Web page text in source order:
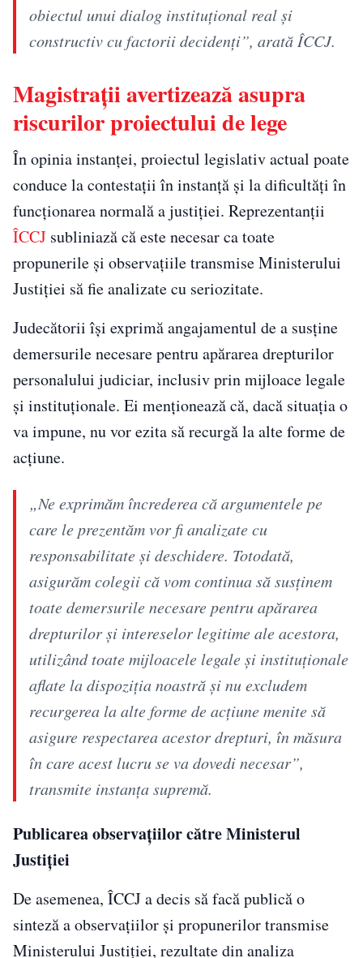
obiectul unui dialog instituțional real și
constructiv cu factorii decidenți”, arată ÎCCJ.
Magistrații avertizează asupra
riscurilor proiectului de lege
În opinia instanței, proiectul legislativ actual poate
conduce la contestații în instanță și la dificultăți în
funcționarea normală a justiției. Reprezentanții
ÎCCJ subliniază că este necesar ca toate
propunerile și observațiile transmise Ministerului
Justiției să fie analizate cu seriozitate.
Judecătorii își exprimă angajamentul de a susține
demersurile necesare pentru apărarea drepturilor
personalului judiciar, inclusiv prin mijloace legale
și instituționale. Ei menționează că, dacă situația o
va impune, nu vor ezita să recurgă la alte forme de
acțiune.
„Ne exprimăm încrederea că argumentele pe
care le prezentăm vor fi analizate cu
responsabilitate și deschidere. Totodată,
asigurăm colegii că vom continua să susținem
toate demersurile necesare pentru apărarea
drepturilor și intereselor legitime ale acestora,
utilizând toate mijloacele legale și instituționale
aflate la dispoziția noastră și nu excludem
recurgerea la alte forme de acțiune menite să
asigure respectarea acestor drepturi, în măsura
în care acest lucru se va dovedi necesar”,
transmite instanța supremă.
Publicarea observațiilor către Ministerul
Justiției
De asemenea, ÎCCJ a decis să facă publică o
sinteză a observațiilor și propunerilor transmise
Ministerului Justiției, rezultate din analiza